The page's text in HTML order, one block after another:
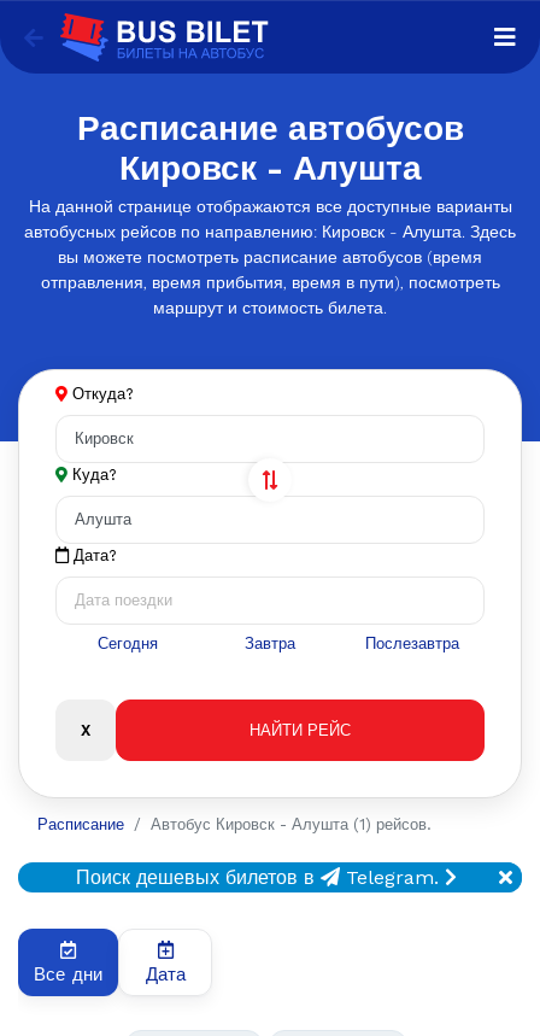
Расписание автобусов
Кировск - Алушта
На данной странице отображаются все доступные варианты
автобусных рейсов по направлению: Кировск - Алушта. Здесь
вы можете посмотреть расписание автобусов (время
отправления, время прибытия, время в пути), посмотреть
маршрут и стоимость билета.
Откуда?
Куда?
Дата?
Сегодня Завтра Послезавтра
Расписание Автобус Кировск - Алушта (1) рейсов.
Поиск дешевых билетов в Telegram.
Все дни Дата